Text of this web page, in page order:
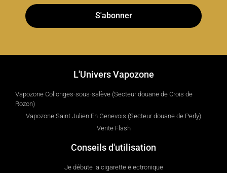
S'abonner
L'Univers Vapozone
Vapozone Collonges-sous-salève (Secteur douane de Crois de
Rozon)
Vapozone Saint Julien En Genevois (Secteur douane de Perly)
Vente Flash
Conseils d'utilisation
Je débute la cigarette électronique